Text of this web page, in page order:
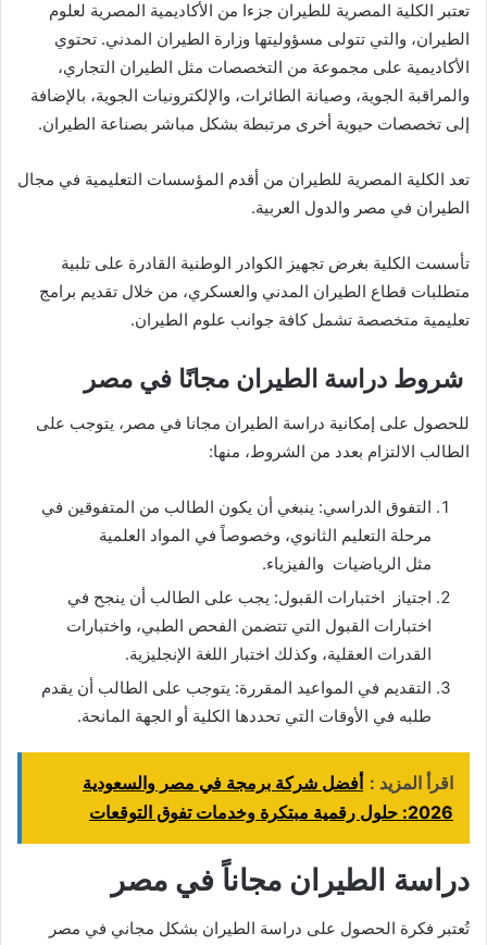
تعتبر الكلية المصرية للطيران جزءا من الأكاديمية المصرية لعلوم
الطيران، والتي تتولى مسؤوليتها وزارة الطيران المدني. تحتوي
الأكاديمية على مجموعة من التخصصات مثل الطيران التجاري،
والمراقبة الجوية، وصيانة الطائرات، والإلكترونيات الجوية، بالإضافة
إلى تخصصات حيوية أخرى مرتبطة بشكل مباشر بصناعة الطيران.
تعد الكلية المصرية للطيران من أقدم المؤسسات التعليمية في مجال
الطيران في مصر والدول العربية.
تأسست الكلية بغرض تجهيز الكوادر الوطنية القادرة على تلبية
متطلبات قطاع الطيران المدني والعسكري، من خلال تقديم برامج
تعليمية متخصصة تشمل كافة جوانب علوم الطيران.
شروط دراسة الطيران مجانًا في مصر
للحصول على إمكانية دراسة الطيران مجانا في مصر، يتوجب على
الطالب الالتزام بعدد من الشروط، منها:
التفوق الدراسي: ينبغي أن يكون الطالب من المتفوقين في
مرحلة التعليم الثانوي، وخصوصاً في المواد العلمية
مثل الرياضيات والفيزياء.
اجتياز اختبارات القبول: يجب على الطالب أن ينجح في
اختبارات القبول التي تتضمن الفحص الطبي، واختبارات
القدرات العقلية، وكذلك اختبار اللغة الإنجليزية.
التقديم في المواعيد المقررة: يتوجب على الطالب أن يقدم
طلبه في الأوقات التي تحددها الكلية أو الجهة المانحة.
اقرأ المزيد : أفضل شركة برمجة في مصر والسعودية
2026: حلول رقمية مبتكرة وخدمات تفوق التوقعات
دراسة الطيران مجاناً في مصر
تُعتبر فكرة الحصول على دراسة الطيران بشكل مجاني في مصر